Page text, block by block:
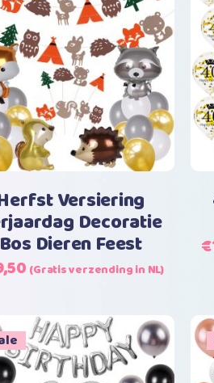
Lees verder
Versiering
Decoratie
Bos Dieren Feest
Huidige
is:
€19,50.
(Gratis verzending in NL)
€